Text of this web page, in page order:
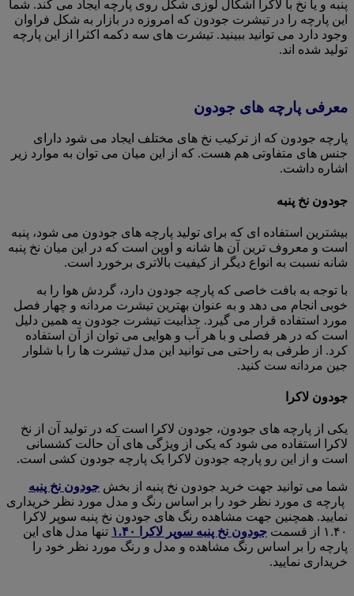
پنبه و یا نخ با لاکرا اشکال لوزی شکل روی پارچه ایجاد می کند. شما
این پارچه را در تیشرت جودون که امروزه در بازار به شکل فراوان
وجود دارد می توانید ببینید. تیشرت های سه دکمه اکثرا از این پارچه
تولید شده اند.
معرفی پارچه های جودون
پارچه جودون که از ترکیب نخ های مختلف ایجاد می شود دارای
جنس های متفاوتی هم هست. که از این میان می توان به موارد زیر
اشاره داشت.
جودون نخ پنبه
بیشترین استفاده ای که برای تولید پارچه های جودون می شود، پنبه
است و معروف ترین آن ها شانه و اوپن است که در این میان نخ پنبه
شانه نسبت به انواع دیگر از کیفیت بالاتری برخورد است.
با توجه به بافت خاصی که پارچه جودون دارد، گردش هوا را به
خوبی انجام می دهد و به عنوان بهترین تیشرت مردانه و چهار فصل
مورد استفاده قرار می گیرد. جذابیت تیشرت جودون به همین دلیل
است که در هر فصلی و با هر آب و‌ هوایی می توان از آن استفاده
کرد. از طرفی به راحتی می توانید این مدل تیشرت ها را با شلوار
جین مردانه ست کنید.
جودون لاکرا
یکی از پارچه های جودون، جودون لاکرا است که در تولید آن از نخ
لاکرا استفاده می شود که یکی از ویژگی های آن حالت کشسانی
است و از این رو پارچه جودون لاکرا یک پارچه جودون کشی است.
شما می توانید جهت خرید جودون نخ پنبه از بخش جودون نخ پنبه
پارچه ی مورد نظر خود را بر اساس رنگ و مدل مورد نظر خریداری
نمایید. همچنین جهت مشاهده رنگ های جودون نخ پنبه سوپر لاکرا
۱.۴۰ از قسمت
جودون نخ پنبه سوپر لاکرا ۱.۴۰
تنها مدل های این
پارچه را بر اساس رنگ مشاهده و مدل و رنگ مورد نظر خود را
خریداری نمایید.